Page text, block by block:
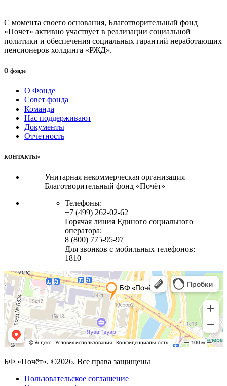
С момента своего основания, Благотворительный фонд
«Почет» активно участвует в реализации социальной
политики и обеспечения социальных гарантий неработающих
пенсионеров холдинга «РЖД».
О фонде
О Фонде
Совет фонда
Команда
Нас поддерживают
Документы
Отчетность
КОНТАКТЫ»
Унитарная некоммерческая организация
Благотворительный фонд «Почёт»
Телефоны:
+7 (499) 262-02-62
Горячая линия Единого социального
оператора:
8 (800) 775-95-97
Для звонков с мобильных телефонов:
1810
БФ «Почёт». ©2026. Все права защищены
Пользовательское соглашение